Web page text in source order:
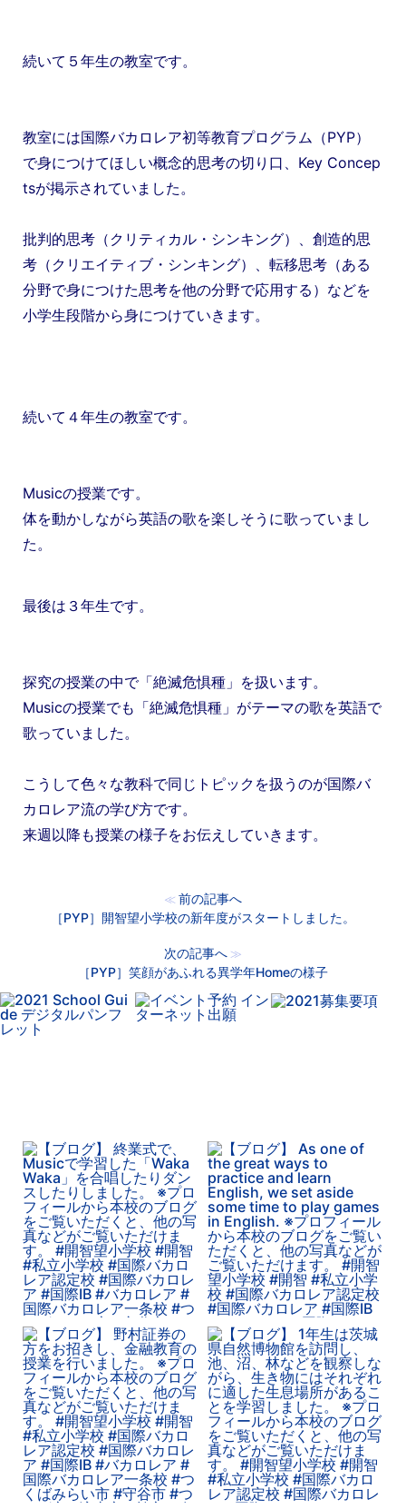
続いて５年生の教室です。
教室には国際バカロレア初等教育プログラム（PYP）
で身につけてほしい概念的思考の切り口、Key Concep
tsが掲示されていました。
批判的思考（クリティカル・シンキング）、創造的思
考（クリエイティブ・シンキング）、転移思考（ある
分野で身につけた思考を他の分野で応用する）などを
小学生段階から身につけていきます。
続いて４年生の教室です。
Musicの授業です。
体を動かしながら英語の歌を楽しそうに歌っていまし
た。
最後は３年生です。
探究の授業の中で「絶滅危惧種」を扱います。
Musicの授業でも「絶滅危惧種」がテーマの歌を英語で
歌っていました。
こうして色々な教科で同じトピックを扱うのが国際バ
カロレア流の学び方です。
来週以降も授業の様子をお伝えしていきます。
≪ 前の記事へ
［PYP］開智望小学校の新年度がスタートしました。
次の記事へ ≫
［PYP］笑顔があふれる異学年Homeの様子